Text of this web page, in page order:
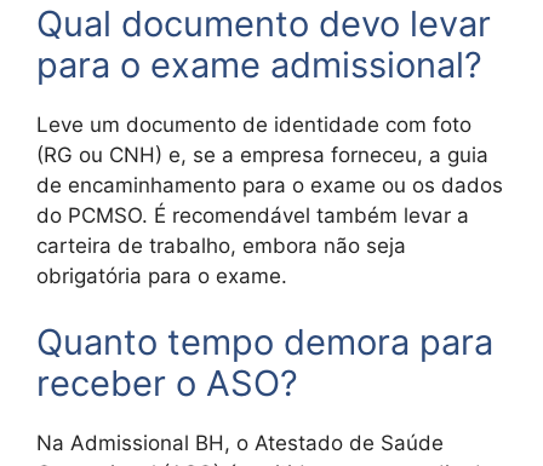
Qual documento devo levar
para o exame admissional?
Leve um documento de identidade com foto
(RG ou CNH) e, se a empresa forneceu, a guia
de encaminhamento para o exame ou os dados
do PCMSO. É recomendável também levar a
carteira de trabalho, embora não seja
obrigatória para o exame.
Quanto tempo demora para
receber o ASO?
Na Admissional BH, o Atestado de Saúde